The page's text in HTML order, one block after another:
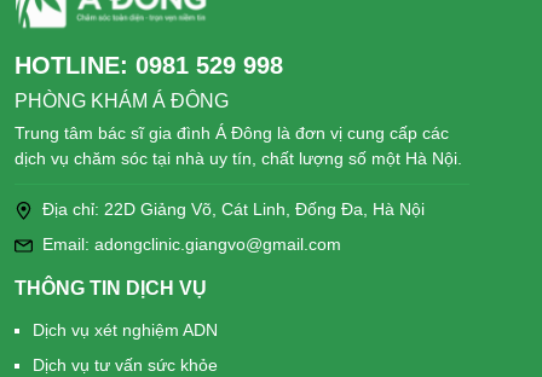
HOTLINE: 0981 529 998
PHÒNG KHÁM Á ĐÔNG
Trung tâm bác sĩ gia đình Á Đông là đơn vị cung cấp các
dịch vụ chăm sóc tại nhà uy tín, chất lượng số một Hà Nội.
Địa chỉ: 22D Giảng Võ, Cát Linh, Đống Đa, Hà Nội
Email: adongclinic.giangvo@gmail.com
THÔNG TIN DỊCH VỤ
Dịch vụ xét nghiệm ADN
Dịch vụ tư vấn sức khỏe